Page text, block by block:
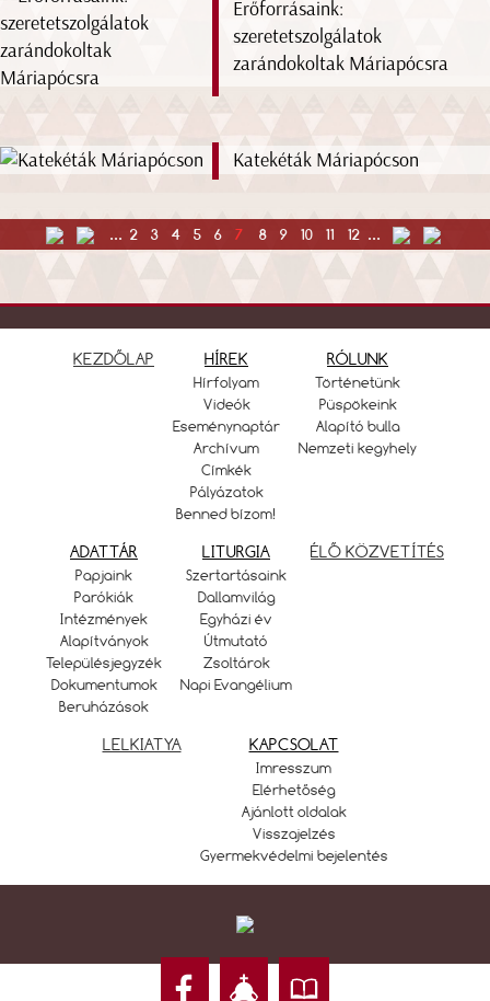
Erőforrásaink:
szeretetszolgálatok
zarándokoltak Máriapócsra
Katekéták Máriapócson
... 2 3 4 5 6 7 8 9 10 11 12 ...
KEZDŐLAP HÍREK
Hírfolyam
Videók
Eseménynaptár
Archívum
Címkék
Pályázatok
Benned bízom!
RÓLUNK
Történetünk
Püspökeink
Alapító bulla
Nemzeti kegyhely
ADATTÁR
Papjaink
Parókiák
Intézmények
Alapítványok
Településjegyzék
Dokumentumok
Beruházások
LITURGIA
Szertartásaink
Dallamvilág
Egyházi év
Útmutató
Zsoltárok
Napi Evangélium
ÉLŐ KÖZVETÍTÉS
LELKIATYA KAPCSOLAT
Imresszum
Elérhetőség
Ajánlott oldalak
Visszajelzés
Gyermekvédelmi bejelentés